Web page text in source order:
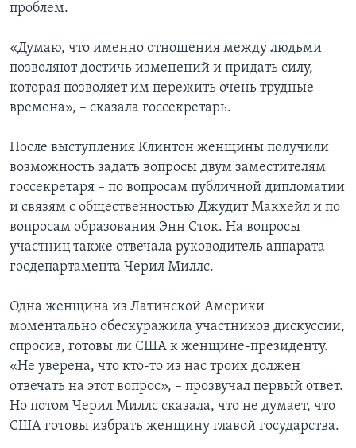
проблем.
«Думаю, что именно отношения между людьми
позволяют достичь изменений и придать силу,
которая позволяет им пережить очень трудные
времена», – сказала госсекретарь.
После выступления Клинтон женщины получили
возможность задать вопросы двум заместителям
госсекретаря – по вопросам публичной дипломатии
и связям с общественностью Джудит Макхейл и по
вопросам образования Энн Сток. На вопросы
участниц также отвечала руководитель аппарата
госдепартамента Черил Миллс.
Одна женщина из Латинской Америки
моментально обескуражила участников дискуссии,
спросив, готовы ли США к женщине-президенту.
«Не уверена, что кто-то из нас троих должен
отвечать на этот вопрос», – прозвучал первый ответ.
Но потом Черил Миллс сказала, что не думает, что
США готовы избрать женщину главой государства.